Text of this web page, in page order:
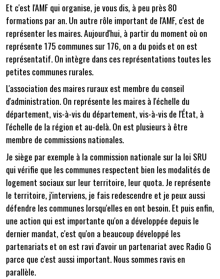
Et c'est l'AMF qui organise, je vous dis, à peu près 80
formations par an. Un autre rôle important de l'AMF, c'est de
représenter les maires. Aujourd'hui, à partir du moment où on
représente 175 communes sur 176, on a du poids et on est
représentatif. On intègre dans ces représentations toutes les
petites communes rurales.
L'association des maires ruraux est membre du conseil
d'administration. On représente les maires à l'échelle du
département, vis-à-vis du département, vis-à-vis de l'État, à
l'échelle de la région et au-delà. On est plusieurs à être
membre de commissions nationales.
Je siège par exemple à la commission nationale sur la loi SRU
qui vérifie que les communes respectent bien les modalités de
logement sociaux sur leur territoire, leur quota. Je représente
le territoire, j'interviens, je fais redescendre et je peux aussi
défendre les communes lorsqu'elles en ont besoin. Et puis enfin,
une action qui est importante qu'on a développée depuis le
dernier mandat, c'est qu'on a beaucoup développé les
partenariats et on est ravi d'avoir un partenariat avec Radio G
parce que c'est aussi important. Nous sommes ravis en
parallèle.